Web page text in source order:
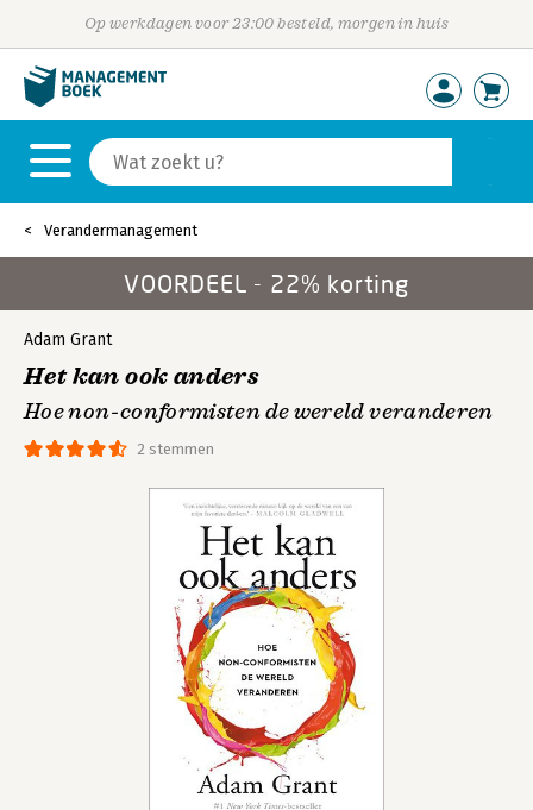
Op werkdagen voor 23:00 besteld, morgen in huis
Verandermanagement
VOORDEEL - 22% korting
2 stemmen
Adam Grant
Het kan ook anders
Hoe non-conformisten de wereld veranderen